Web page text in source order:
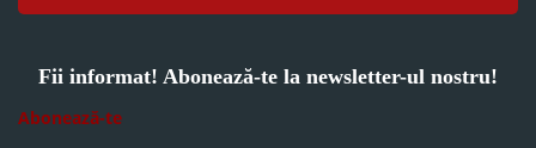
Fii informat! Abonează-te la newsletter-ul nostru!
Abonează-te